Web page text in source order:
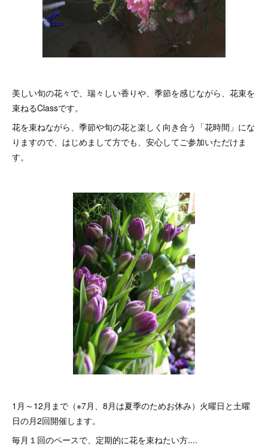
美しい旬の花々で、瑞々しい香りや、季節を感じながら、花束を
束ねるClassです。
花を束ねながら、季節や旬の花と楽しく向き合う「花時間」にな
りますので、はじめまして方でも、安心してご参加いただけま
す。
1月～12月まで（※7月、8月は夏季のためお休み）火曜日と土曜
日の月2回開催します。
毎月１回のペースで、定期的に花を束ねたい方....